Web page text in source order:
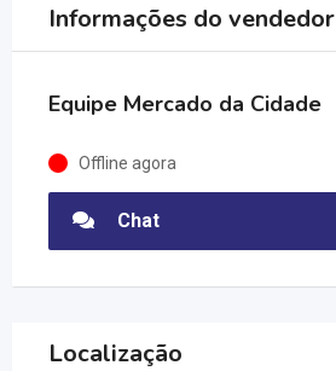
Informações do vendedor
Equipe Mercado da Cidade
Offline agora
Chat
Localização